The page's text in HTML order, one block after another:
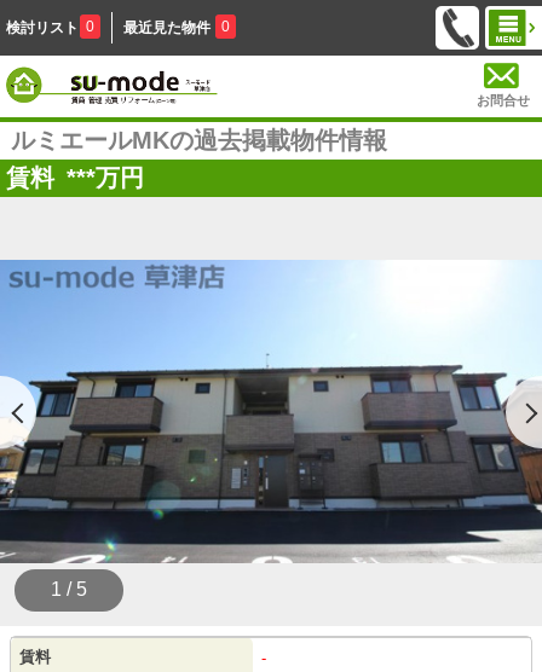
検討リスト 0 最近見た物件 0
お問合せ
ルミエールMKの過去掲載物件情報
賃料 ***万円
1 / 5
賃料 -